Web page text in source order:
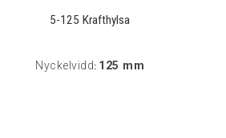
5-125 Krafthylsa
Nyckelvidd: 125 mm